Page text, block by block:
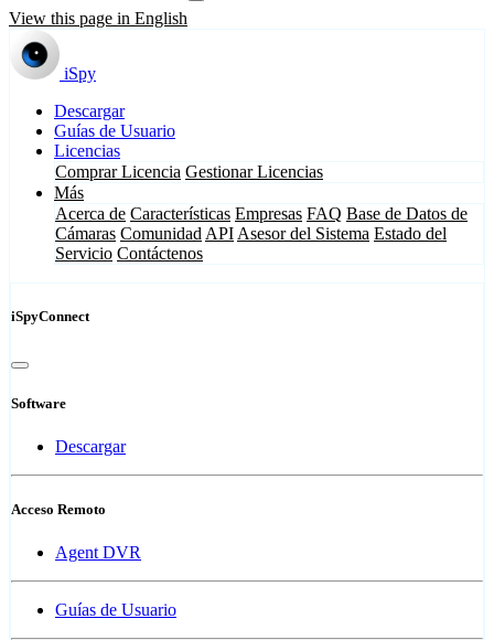
View this page in English
iSpy
Descargar
Guías de Usuario
Licencias
Comprar Licencia Gestionar Licencias
Más
Acerca de Características Empresas FAQ Base de Datos de
Cámaras Comunidad API Asesor del Sistema Estado del
Servicio Contáctenos
iSpyConnect
Software
Descargar
Acceso Remoto
Agent DVR
Guías de Usuario